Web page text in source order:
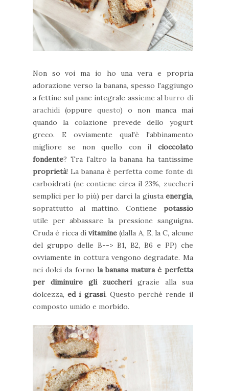
Non so voi ma io ho una vera e propria
adorazione verso la banana, spesso l'aggiungo
a fettine sul pane integrale assieme alburro di
arachidi (oppure questo) o non manca mai
quando la colazione prevede dello yogurt
greco. E ovviamente qual'è l'abbinamento
migliore se non quello con il cioccolato
fondente? Tra l'altro la banana ha tantissime
proprietà! La banana è perfetta come fonte di
carboidrati (ne contiene circa il 23%, zuccheri
semplici per lo più) per darci la giusta energia,
soprattutto al mattino. Contiene potassio
utile per abbassare la pressione sanguigna.
Cruda è ricca divitamine (dalla A, E, la C, alcune
del gruppo delle B--> B1, B2, B6 e PP) che
ovviamente in cottura vengono degradate. Ma
nei dolci da forno la banana matura è perfetta
per diminuire gli zuccherigrazie alla sua
dolcezza, ed i grassi. Questo perché rende il
composto umido e morbido.